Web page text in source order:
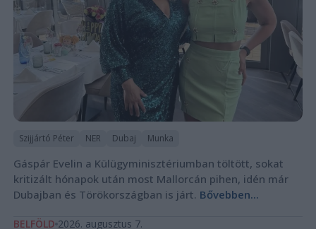
Szijjártó Péter NER Dubaj Munka
Gáspár Evelin a Külügyminisztériumban töltött, sokat
kritizált hónapok után most Mallorcán pihen, idén már
Dubajban és Törökországban is járt. Bővebben...
BELFÖLD 2026. augusztus 7.